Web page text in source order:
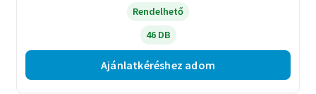
Rendelhető
46 DB
Ajánlatkéréshez adom